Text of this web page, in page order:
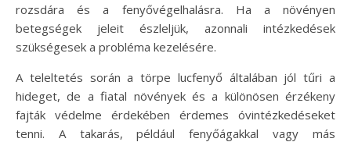
rozsdára és a fenyővégelhalásra. Ha a növényen
betegségek jeleit észleljük, azonnali intézkedések
szükségesek a probléma kezelésére.
A teleltetés során a törpe lucfenyő általában jól tűri a
hideget, de a fiatal növények és a különösen érzékeny
fajták védelme érdekében érdemes óvintézkedéseket
tenni. A takarás, például fenyőágakkal vagy más